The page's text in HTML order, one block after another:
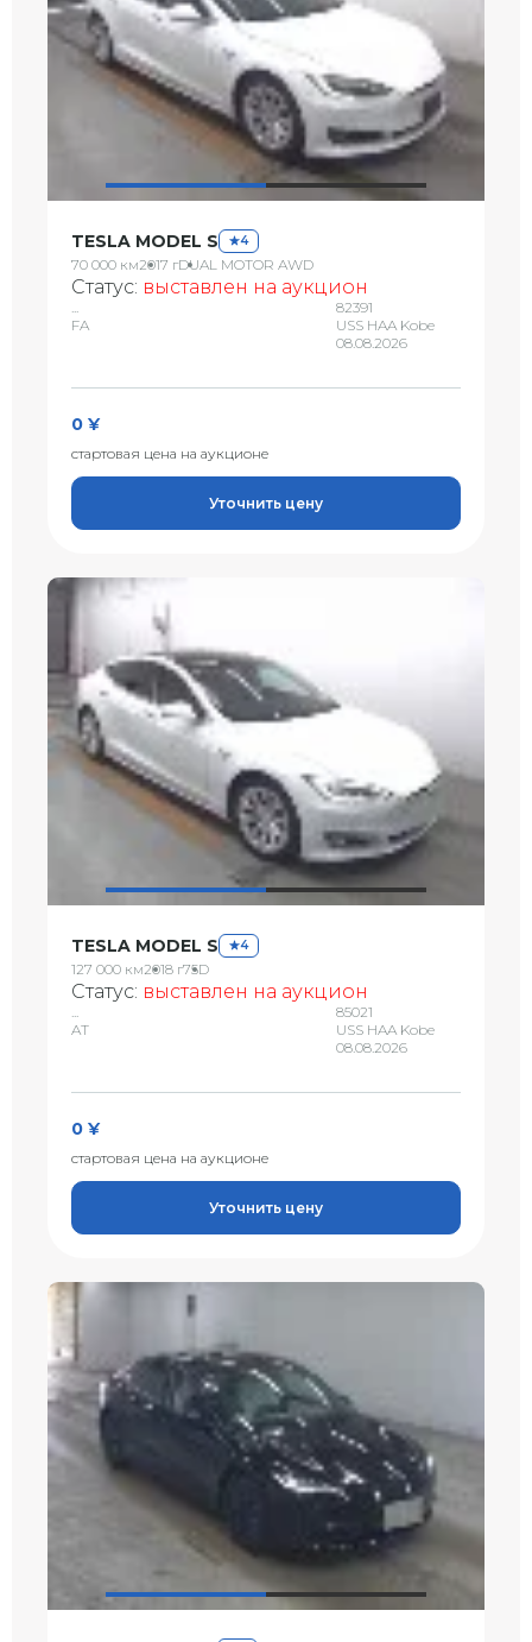
TESLA MODEL S 4
70 000 км2017 гDUAL MOTOR AWD
Статус: выставлен на аукцион
...
FA
82391
USS HAA Kobe
08.08.2026
0 ¥
стартовая цена на аукционе
Уточнить цену
TESLA MODEL S 4
127 000 км2018 г75D
Статус: выставлен на аукцион
...
AT
85021
USS HAA Kobe
08.08.2026
0 ¥
стартовая цена на аукционе
Уточнить цену